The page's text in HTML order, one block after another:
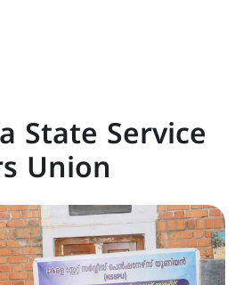
State Service
Union